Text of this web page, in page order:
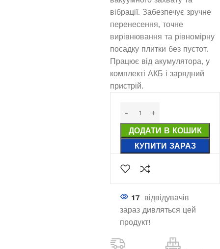
вібрації. Забезпечує зручне
перенесення, точне
вирівнювання та рівномірну
посадку плитки без пустот.
Працює від акумулятора, у
комплекті АКБ і зарядний
пристрій.
ДОДАТИ В КОШИК
КУПИТИ ЗАРАЗ
17 відвідувачів
зараз дивляться цей
продукт!